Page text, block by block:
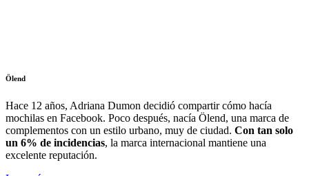
Ölend
Hace 12 años, Adriana Dumon decidió compartir cómo hacía
mochilas en Facebook. Poco después, nacía Ölend, una marca de
complementos con un estilo urbano, muy de ciudad. Con tan solo
un 6% de incidencias, la marca internacional mantiene una
excelente reputación.